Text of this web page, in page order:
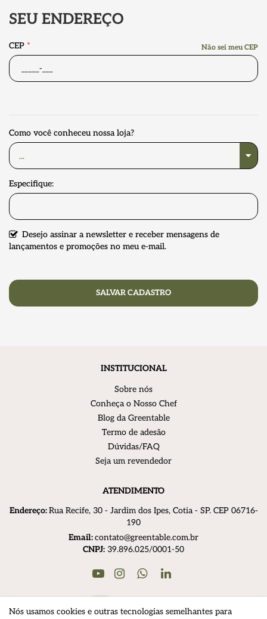
SEU ENDEREÇO
CEP * Não sei meu CEP
Como você conheceu nossa loja?
Especifique:
Desejo assinar a newsletter e receber mensagens de
lançamentos e promoções no meu e-mail.
SALVAR CADASTRO
INSTITUCIONAL
Sobre nós
Conheça o Nosso Chef
Blog da Greentable
Termo de adesão
Dúvidas/FAQ
Seja um revendedor
ATENDIMENTO
Endereço:Rua Recife, 30 - Jardim dos Ipes, Cotia - SP. CEP 06716-
190
Email:contato@greentable.com.br
CNPJ: 39.896.025/0001-50
YoutubeInstagramWhatsApp
Linkedin
Nós usamos cookies e outras tecnologias semelhantes para